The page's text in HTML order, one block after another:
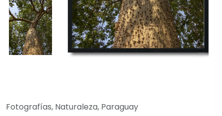
Fotografías, Naturaleza, Paraguay